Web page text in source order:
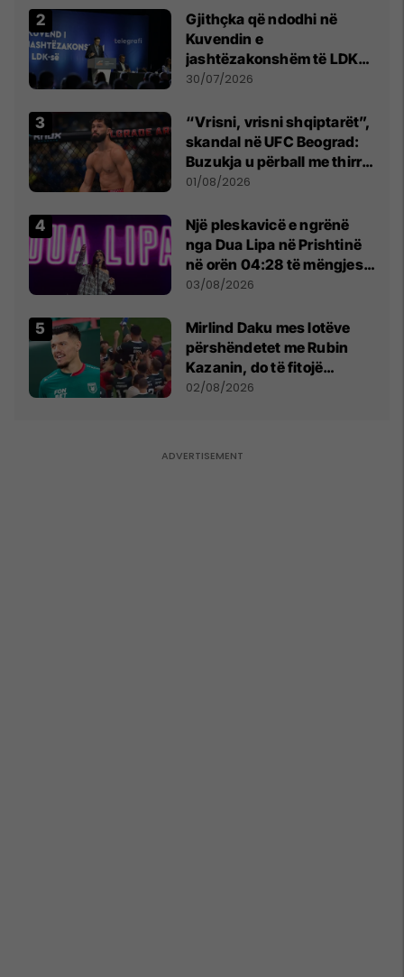
Gjithçka që ndodhi në
Kuvendin e
jashtëzakonshëm të LDK-
së
30/07/2026
“Vrisni, vrisni shqiptarët”,
skandal në UFC Beograd:
Buzukja u përball me thirrje
anti-shqiptare nga
01/08/2026
Një pleskavicë e ngrënë
nga Dua Lipa në Prishtinë
në orën 04:28 të mëngjesit
- dhe bota digjitale serbe
03/08/2026
Mirlind Daku mes lotëve
përshëndetet me Rubin
Kazanin, do të fitojë
miliona te Spartak Moska
02/08/2026